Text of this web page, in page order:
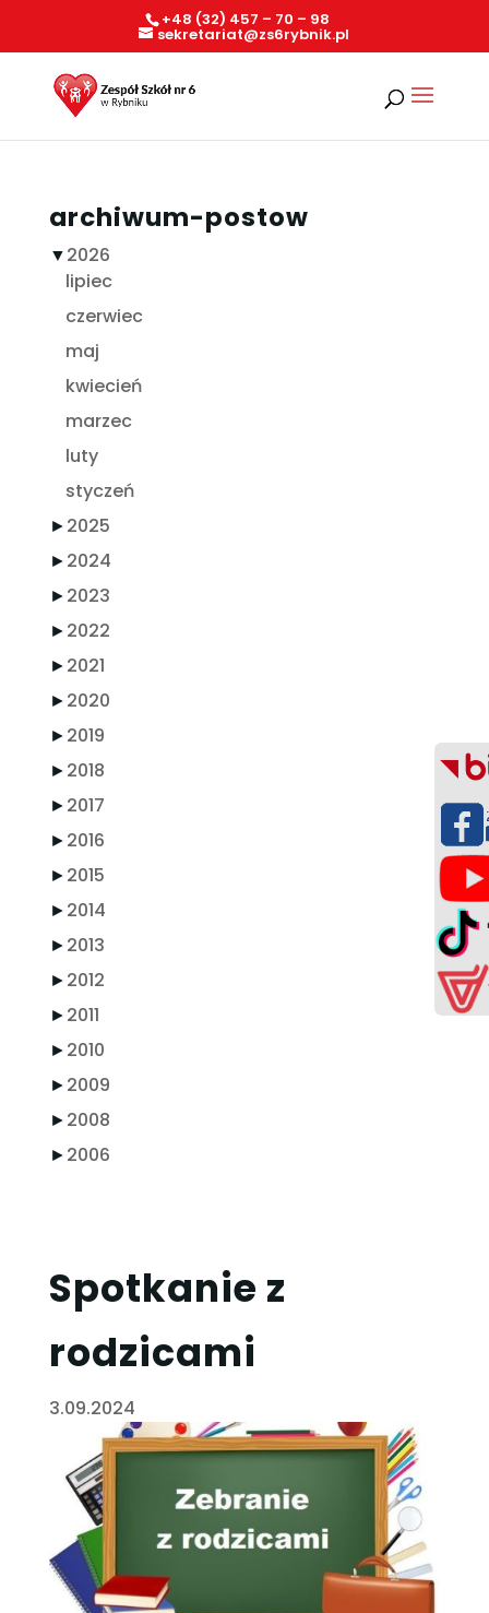
+48 (32) 457 – 70 – 98
sekretariat@zs6rybnik.pl
archiwum-postow
▼2026
lipiec
czerwiec
maj
kwiecień
marzec
luty
styczeń
►2025
►2024
►2023
►2022
►2021
►2020
►2019
►2018
►2017
►2016
►2015
►2014
►2013
►2012
►2011
►2010
►2009
►2008
►2006
Spotkanie z
rodzicami
3.09.2024